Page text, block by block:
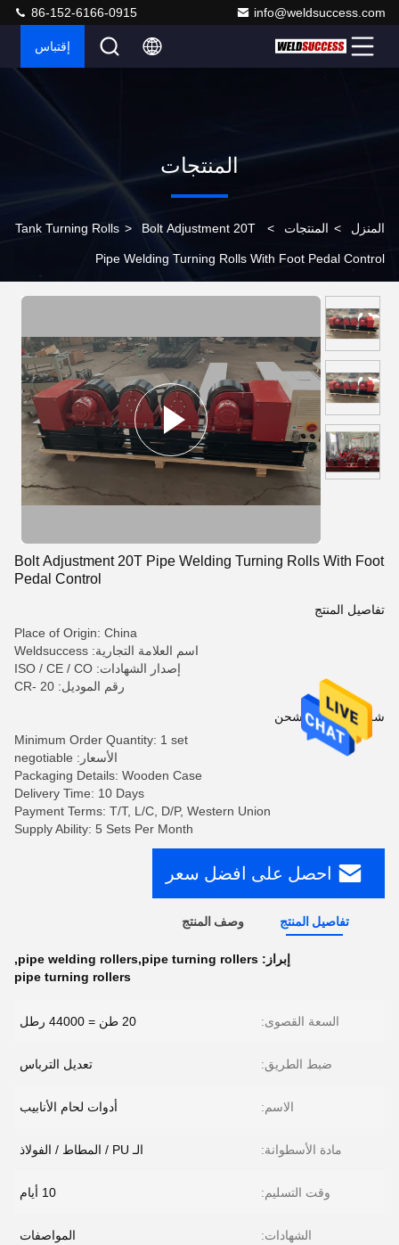
info@weldsuccess.com
86-152-6166-0915
إقتباس
المنتجات
المنزل > المنتجات >
Tank Turning Rolls > Bolt Adjustment 20T
Pipe Welding Turning Rolls With Foot Pedal Control
Bolt Adjustment 20T Pipe Welding Turning Rolls With Foot
Pedal Control
تفاصيل المنتج
Place of Origin: China
اسم العلامة التجارية: Weldsuccess
إصدار الشهادات: ISO / CE / CO
رقم الموديل: CR- 20
شروط الدفع والشحن
Minimum Order Quantity: 1 set
الأسعار: negotiable
Packaging Details: Wooden Case
Delivery Time: 10 Days
Payment Terms: T/T, L/C, D/P, Western Union
Supply Ability: 5 Sets Per Month
احصل على افضل سعر
تفاصيل المنتج وصف المنتج
إبراز: pipe welding rollers,pipe turning rollers
,
pipe turning rollers
السعة القصوى: 20 طن = 44000 رطل
ضبط الطريق: تعديل الترباس
الاسم: أدوات لحام الأنابيب
مادة الأسطوانة: الـ PU / المطاط / الفولاذ
وقت التسليم: 10 أيام
الشهادات: المواصفات